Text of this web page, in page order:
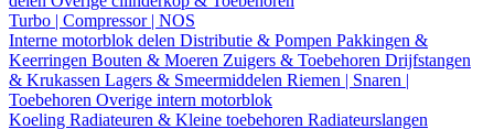
Turbo | Compressor | NOS
Interne motorblok delen Distributie & Pompen Pakkingen &
Keerringen Bouten & Moeren Zuigers & Toebehoren Drijfstangen
& Krukassen Lagers & Smeermiddelen Riemen | Snaren |
Toebehoren Overige intern motorblok
Koeling Radiateuren & Kleine toebehoren Radiateurslangen